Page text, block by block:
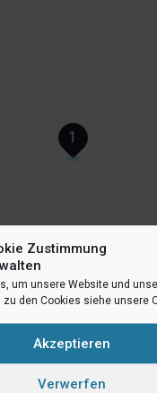
Zustimmung
um unsere Website und
den Cookies siehe unsere
Akzeptieren
Verwerfen
1